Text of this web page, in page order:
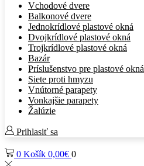
Vchodové dvere
Balkonové dvere
Jednokrídlové plastové okná
Dvojkrídlové plastové okná
Trojkrídlové plastové okná
Bazár
Príslušenstvo pre plastové okná
Siete proti hmyzu
Vnútorné parapety
Vonkajšie parapety
Žalúzie
Prihlasiť sa
0 Košík 0,00€ 0